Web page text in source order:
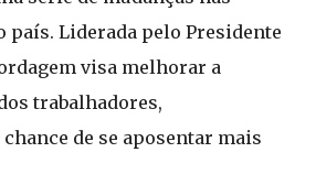
país. Liderada pelo Presidente
visa melhorar a
trabalhadores,
de se aposentar mais